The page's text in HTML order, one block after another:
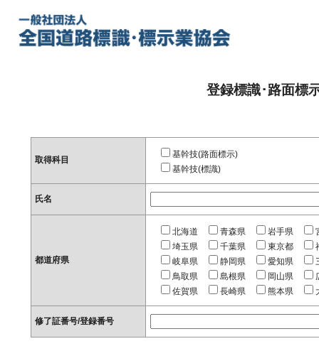
登録標識･路面標
取得科目
基幹技(路面標示)
基幹技(標識)
氏名
都道府県
北海道 青森県 岩手県
埼玉県
千葉県 東京都
岐阜県
静岡県 愛知県
鳥取県
島根県 岡山県
佐賀県
長崎県 熊本県
修了証番号/登録番号